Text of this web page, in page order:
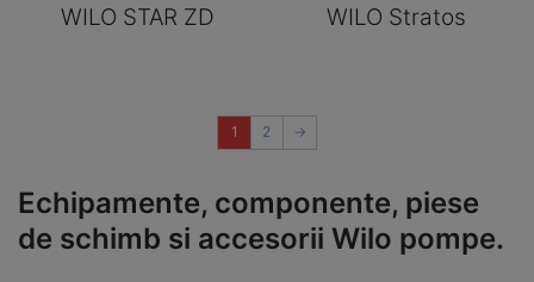
WILO STAR ZD WILO Stratos
1 2 →
Echipamente, componente, piese
de schimb si accesorii Wilo pompe.